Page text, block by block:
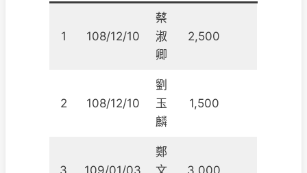
1 108/12/10
蔡
淑
卿
2,500
2 108/12/10
劉
玉
麟
1,500
鄭